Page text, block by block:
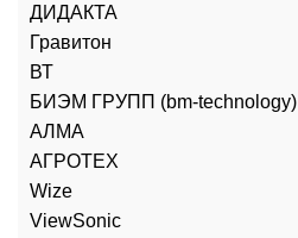
ДИДАКТА
Гравитон
ВТ
БИЭМ ГРУПП (bm-technology)
АЛМА
АГРОТЕХ
Wize
ViewSonic